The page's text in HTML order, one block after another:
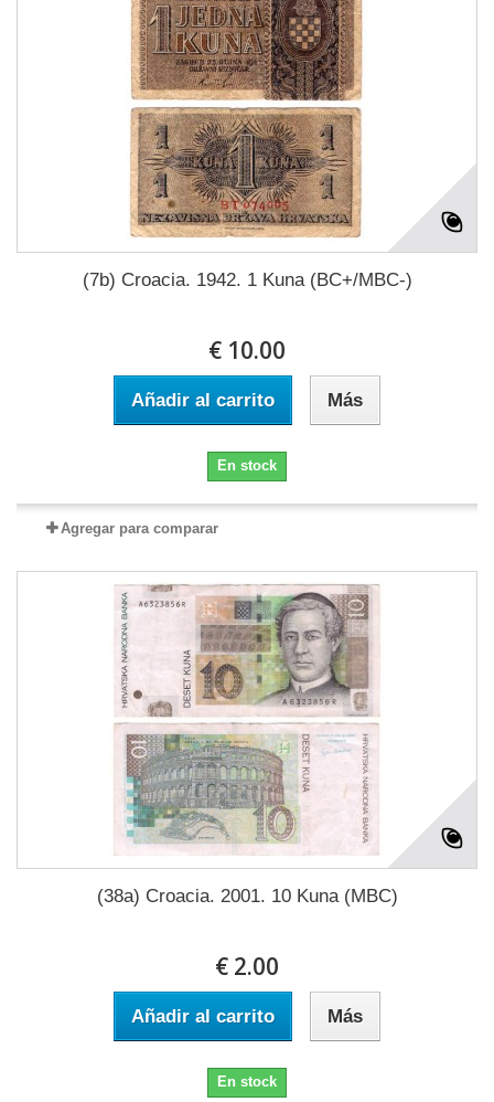
(7b) Croacia. 1942. 1 Kuna (BC+/MBC-)
€ 10.00
Añadir al carrito Más
En stock
Agregar para comparar
(38a) Croacia. 2001. 10 Kuna (MBC)
€ 2.00
Añadir al carrito Más
En stock